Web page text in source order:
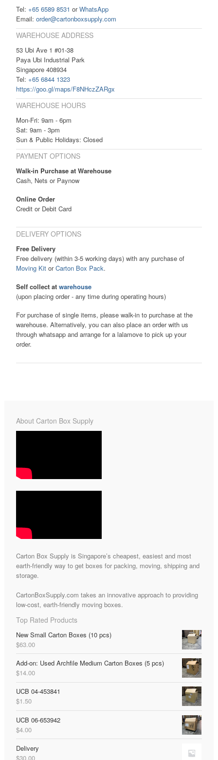
Tel: +65 6589 8531 orWhatsApp
Email: order@cartonboxsupply.com
WAREHOUSE ADDRESS
53 Ubi Ave 1 #01-38
Paya Ubi Industrial Park
Singapore 408934
Tel: +65 6844 1323
https://goo.gl/maps/F8NHczZARgx
WAREHOUSE HOURS
Mon-Fri: 9am - 6pm
Sat: 9am - 3pm
Sun & Public Holidays: Closed
PAYMENT OPTIONS
Walk-in Purchase at Warehouse
Cash, Nets or Paynow
Online Order
Credit or Debit Card
DELIVERY OPTIONS
Free Delivery
Free delivery (within 3-5 working days) with any purchase of
Moving KitorCarton Box Pack.
Self collect at warehouse
(upon placing order - any time during operating hours)
For purchase of single items, please walk-in to purchase at the
warehouse. Alternatively, you can also place an order with us
through whatsapp and arrange for a lalamove to pick up your
order.
About Carton Box Supply
Carton Box Supply is Singapore’s cheapest, easiest and most
earth-friendly way to get boxes for packing, moving, shipping and
storage.
CartonBoxSupply.com takes an innovative approach to providing
low-cost, earth-friendly moving boxes.
Top Rated Products
New Small Carton Boxes (10 pcs)
$63.00
Add-on: Used Archfile Medium Carton Boxes (5 pcs)
$14.00
UCB 04-453841
$1.50
UCB 06-653942
$4.00
Delivery
$30.00